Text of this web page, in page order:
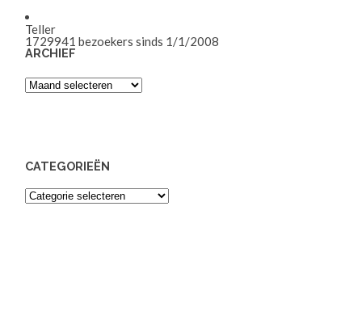
Teller
1729941 bezoekers sinds 1/1/2008
ARCHIEF
Archief
CATEGORIEËN
Categorieën